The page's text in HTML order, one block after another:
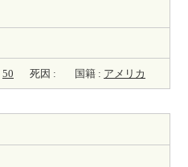
50 死因 : 国籍 : アメリカ